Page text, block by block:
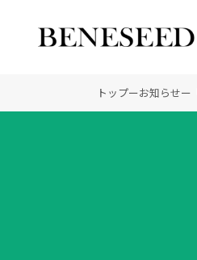
公式オンラインショップ
ビジネスサイト
トップーお知らせー